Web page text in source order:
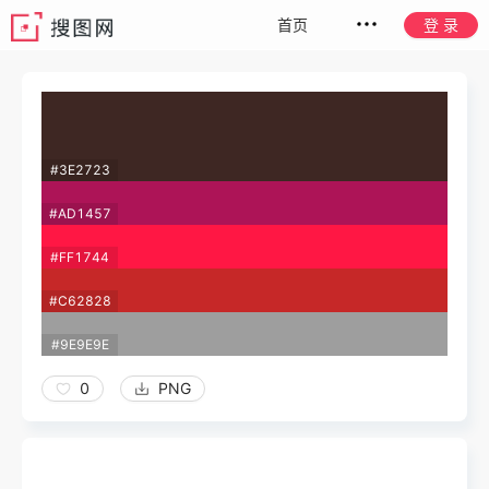
首页 登 录
#3E2723
#AD1457
#FF1744
#C62828
#9E9E9E
0 PNG